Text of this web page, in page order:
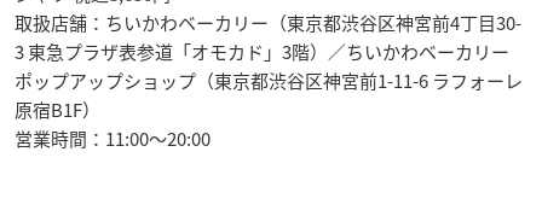
取扱店舗：ちいかわベーカリー（東京都渋谷区神宮前4丁目30-
3 東急プラザ表参道「オモカド」3階）／ちいかわベーカリー
ポップアップショップ（東京都渋谷区神宮前1-11-6 ラフォーレ
原宿B1F）
営業時間：11:00〜20:00